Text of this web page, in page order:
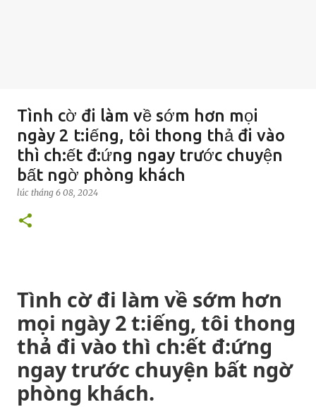
Tình cờ đi làm về sớm hơn mọi
ngày 2 t:iếng, tôi thong thả đi vào
thì ch:ết đ:ứng ngay trước chuyện
bất ngờ phòng khách
lúc tháng 6 08, 2024
Tình cờ đi làm về sớm hơn
mọi ngày 2 t:iếng, tôi thong
thả đi vào thì ch:ết đ:ứng
ngay trước chuyện bất ngờ
phòng khách.